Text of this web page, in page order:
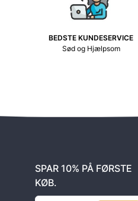
BEDSTE KUNDESERVICE
Sød og Hjælpsom
SPAR 10% PÅ FØRSTE
KØB.